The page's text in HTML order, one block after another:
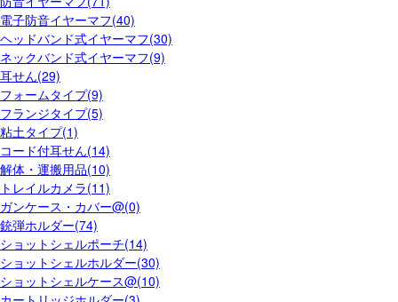
電子防音イヤーマフ(40)
ヘッドバンド式イヤーマフ(30)
ネックバンド式イヤーマフ(9)
耳せん(29)
フォームタイプ(9)
フランジタイプ(5)
粘土タイプ(1)
コード付耳せん(14)
解体・運搬用品(10)
トレイルカメラ(11)
ガンケース・カバー@(0)
銃弾ホルダー(74)
ショットシェルポーチ(14)
ショットシェルホルダー(30)
ショットシェルケース@(10)